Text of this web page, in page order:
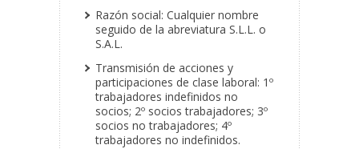
Razón social: Cualquier nombre
seguido de la abreviatura S.L.L. o
S.A.L.
Transmisión de acciones y
participaciones de clase laboral: 1º
trabajadores indefinidos no
socios; 2º socios trabajadores; 3º
socios no trabajadores; 4º
trabajadores no indefinidos.